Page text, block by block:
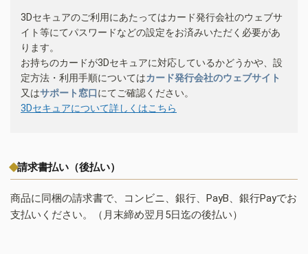
3Dセキュアのご利用にあたってはカード発行会社のウェブサ
イト等にてパスワードなどの設定をお済みいただく必要があ
ります。
お持ちのカードが3Dセキュアに対応しているかどうかや、設
定方法・利用手順についてはカード発行会社のウェブサイト
又はサポート窓口にてご確認ください。
3Dセキュアについて詳しくはこちら
請求書払い（後払い）
商品に同梱の請求書で、コンビニ、銀行、PayB、銀行Payでお
支払いください。（月末締め翌月5日迄の後払い）